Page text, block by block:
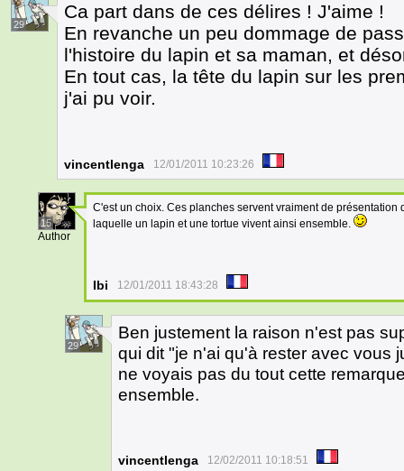
29
Ca part dans de ces délires ! J'aime !
En revanche un peu dommage de
l'histoire du lapin et sa maman, et
En tout cas, la tête du lapin sur les
j'ai pu voir.
vincentlenga 12/01/2011 10:23:26
15
Author
C'est un choix. Ces planches servent vraiment de
laquelle un lapin et une tortue vivent ainsi ensemble.
Ibi 12/01/2011 18:43:28
29
Ben justement la raison n'est pas
qui dit "je n'ai qu'à rester avec vous
ne voyais pas du tout cette
ensemble.
vincentlenga 12/02/2011 10:18:51